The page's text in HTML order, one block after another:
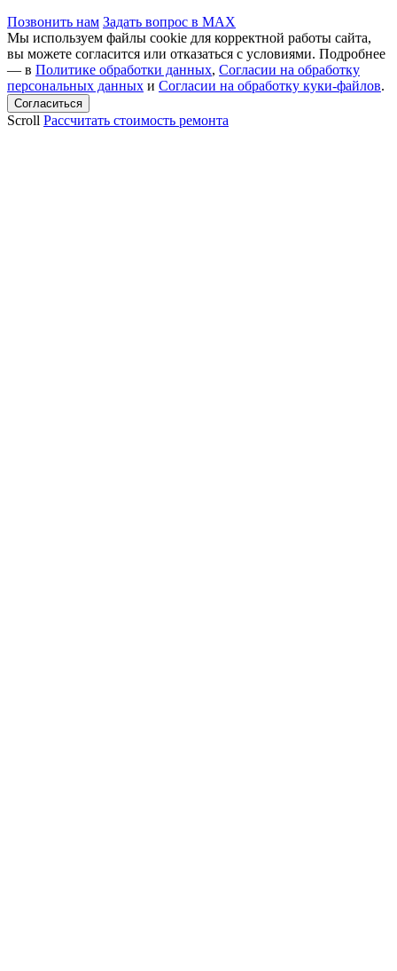
Позвонить нам Задать вопрос в MAX
Мы используем файлы cookie для корректной работы сайта,
вы можете согласится или отказаться с условиями. Подробнее
— в Политике обработки данных, Согласии на обработку
персональных данных и Согласии на обработку куки-файлов.
Scroll Рассчитать стоимость ремонта